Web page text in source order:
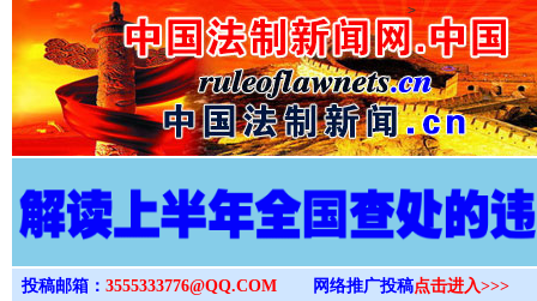
>
投稿邮箱： 3555333776@QQ.COM 网络推广投稿点击进入>>>